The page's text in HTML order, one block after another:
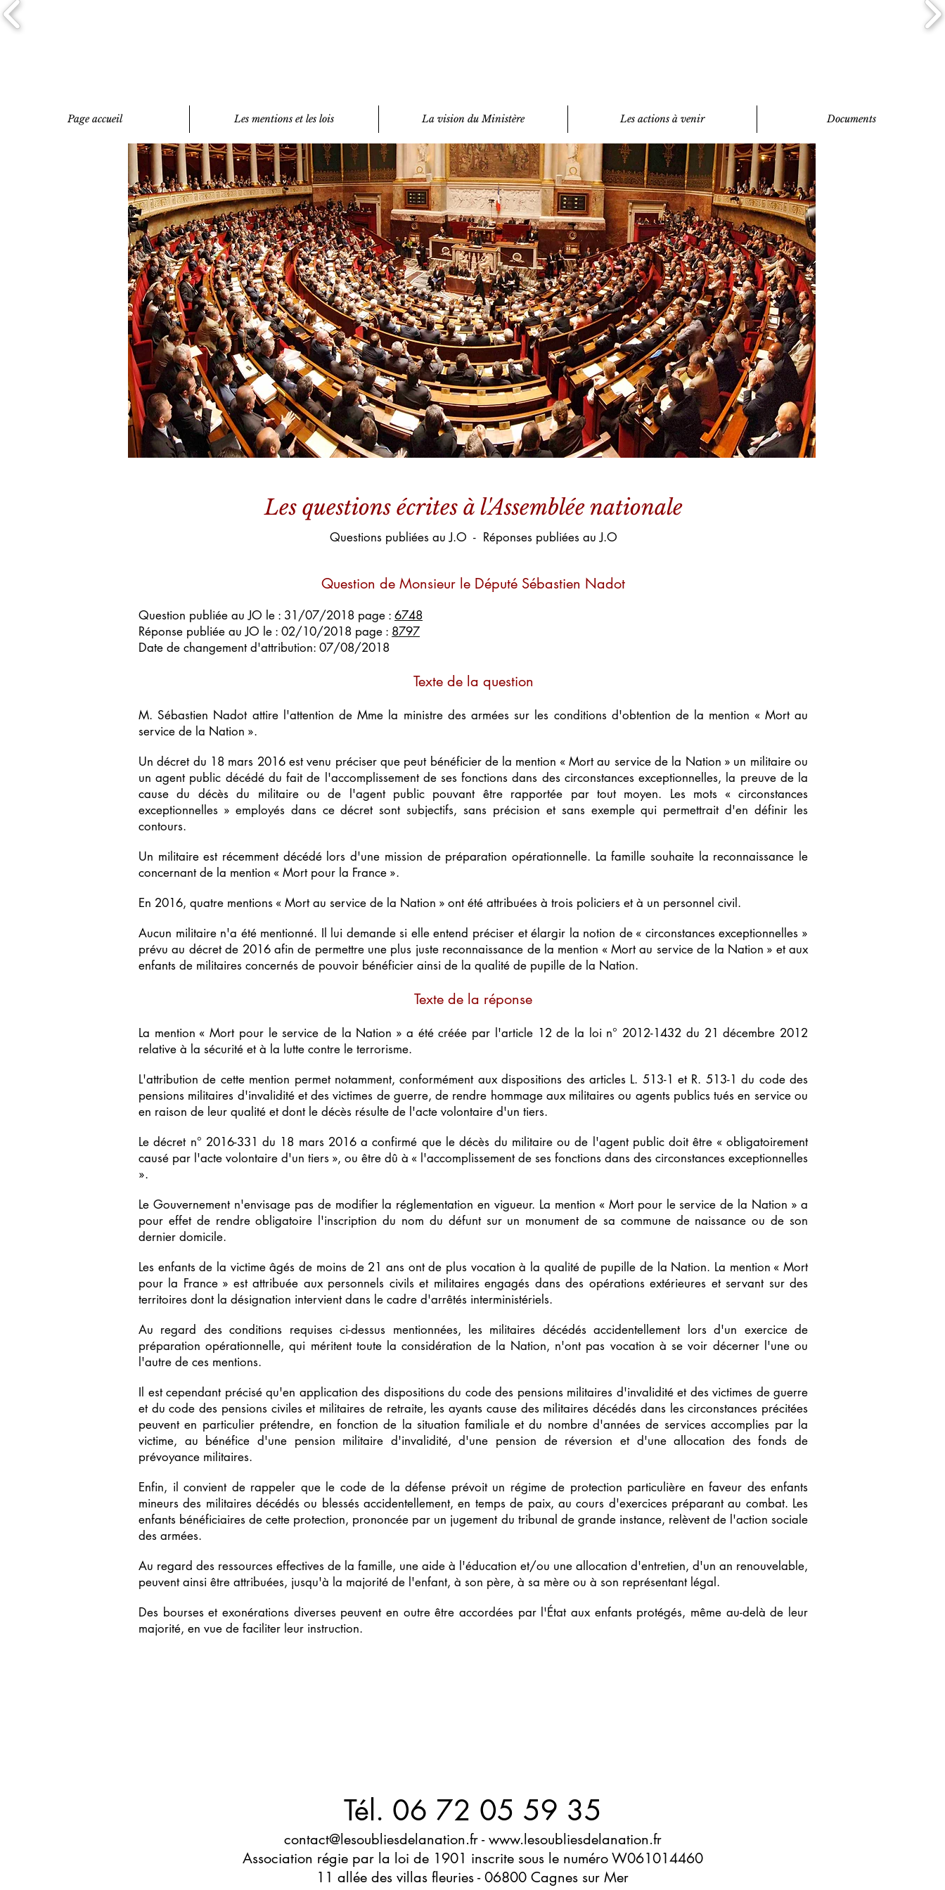
Page accueil Les mentions et les lois La vision du Ministère Les actions à venir Documents
Les questions écrites à l'Assemblée nationale
Questions publiées au J.O - Réponses publiées au J.O
Question de Monsieur le Député Sébastien Nadot
Question publiée au JO le : 31/07/2018 page : 6748
Réponse publiée au JO le : 02/10/2018 page : 8797
Date de changement d'attribution: 07/08/2018
Texte de la question
M. Sébastien Nadot attire l'attention de Mme la ministre des armées sur les conditions d'obtention de la mention « Mort au
service de la Nation ».
Un décret du 18 mars 2016 est venu préciser que peut bénéficier de la mention « Mort au service de la Nation » un militaire ou
un agent public décédé du fait de l'accomplissement de ses fonctions dans des circonstances exceptionnelles, la preuve de la
cause du décès du militaire ou de l'agent public pouvant être rapportée par tout moyen. Les mots « circonstances
exceptionnelles » employés dans ce décret sont subjectifs, sans précision et sans exemple qui permettrait d'en définir les
contours.
Un militaire est récemment décédé lors d'une mission de préparation opérationnelle. La famille souhaite la reconnaissance le
concernant de la mention « Mort pour la France ».
En 2016, quatre mentions « Mort au service de la Nation » ont été attribuées à trois policiers et à un personnel civil.
Aucun militaire n'a été mentionné. Il lui demande si elle entend préciser et élargir la notion de « circonstances exceptionnelles »
prévu au décret de 2016 afin de permettre une plus juste reconnaissance de la mention « Mort au service de la Nation » et aux
enfants de militaires concernés de pouvoir bénéficier ainsi de la qualité de pupille de la Nation.
Texte de la réponse
La mention « Mort pour le service de la Nation » a été créée par l'article 12 de la loi n° 2012-1432 du 21 décembre 2012
relative à la sécurité et à la lutte contre le terrorisme.
L'attribution de cette mention permet notamment, conformément aux dispositions des articles L. 513-1 et R. 513-1 du code des
pensions militaires d'invalidité et des victimes de guerre, de rendre hommage aux militaires ou agents publics tués en service ou
en raison de leur qualité et dont le décès résulte de l'acte volontaire d'un tiers.
Le décret n° 2016-331 du 18 mars 2016 a confirmé que le décès du militaire ou de l'agent public doit être « obligatoirement
causé par l'acte volontaire d'un tiers », ou être dû à « l'accomplissement de ses fonctions dans des circonstances exceptionnelles
».
Le Gouvernement n'envisage pas de modifier la réglementation en vigueur. La mention « Mort pour le service de la Nation » a
pour effet de rendre obligatoire l'inscription du nom du défunt sur un monument de sa commune de naissance ou de son
dernier domicile.
Les enfants de la victime âgés de moins de 21 ans ont de plus vocation à la qualité de pupille de la Nation. La mention « Mort
pour la France » est attribuée aux personnels civils et militaires engagés dans des opérations extérieures et servant sur des
territoires dont la désignation intervient dans le cadre d'arrêtés interministériels.
Au regard des conditions requises ci-dessus mentionnées, les militaires décédés accidentellement lors d'un exercice de
préparation opérationnelle, qui méritent toute la considération de la Nation, n'ont pas vocation à se voir décerner l'une ou
l'autre de ces mentions.
Il est cependant précisé qu'en application des dispositions du code des pensions militaires d'invalidité et des victimes de guerre
et du code des pensions civiles et militaires de retraite, les ayants cause des militaires décédés dans les circonstances précitées
peuvent en particulier prétendre, en fonction de la situation familiale et du nombre d'années de services accomplies par la
victime, au bénéfice d'une pension militaire d'invalidité, d'une pension de réversion et d'une allocation des fonds de
prévoyance militaires.
Enfin, il convient de rappeler que le code de la défense prévoit un régime de protection particulière en faveur des enfants
mineurs des militaires décédés ou blessés accidentellement, en temps de paix, au cours d'exercices préparant au combat. Les
enfants bénéficiaires de cette protection, prononcée par un jugement du tribunal de grande instance, relèvent de l'action sociale
des armées.
Au regard des ressources effectives de la famille, une aide à l'éducation et/ou une allocation d'entretien, d'un an renouvelable,
peuvent ainsi être attribuées, jusqu'à la majorité de l'enfant, à son père, à sa mère ou à son représentant légal.
Des bourses et exonérations diverses peuvent en outre être accordées par l'État aux enfants protégés, même au-delà de leur
majorité, en vue de faciliter leur instruction.
Tél. 06 72 05 59 35
contact@lesoubliesdelanation.fr-www.lesoubliesdelanation.fr
Association régie par la loi de 1901 inscrite sous le numéro W061014460
11 allée des villas fleuries - 06800 Cagnes sur Mer